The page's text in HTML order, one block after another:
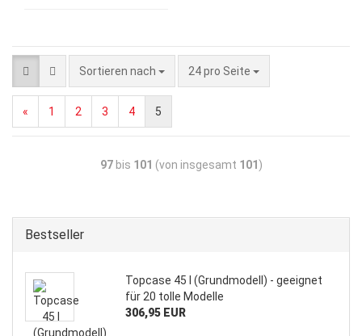
Sortieren nach 24 pro Seite
« 1 2 3 4 5
97bis 101 (von insgesamt 101 )
Bestseller
Topcase 45 l (Grundmodell) - geeignet
für 20 tolle Modelle
306,95 EUR